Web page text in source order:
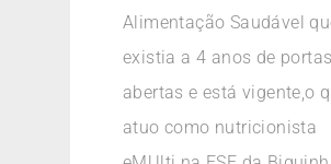
Alimentação Saudável
existia a 4 anos de portas
abertas e está vigente,o
atuo como nutricionista